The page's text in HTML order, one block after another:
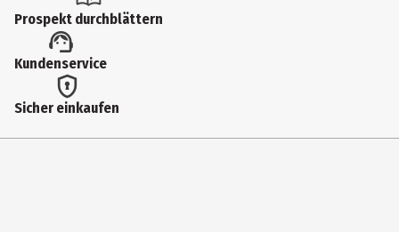
Altersempfehlung ab
14 Jahre
Artikelnummer des Herstellers
Prospekt durchblättern
Kundenservice
Sicher einkaufen